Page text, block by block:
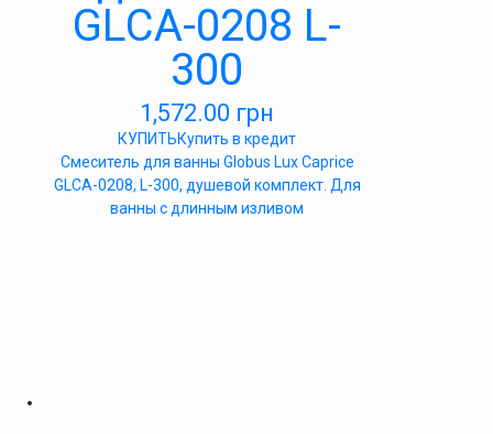
GLCA-0208 L-
300
1,572.00 грн
КУПИТЬКупить в кредит
Смеситель для ванны Globus Lux Caprice
GLCA-0208, L-300, душевой комплект. Для
ванны с длинным изливом